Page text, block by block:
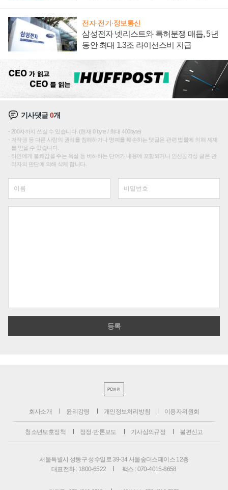
전자·전기·정보통신
삼성전자 넷리스트와 특허분쟁 매듭, 5년
동안 최대 1.3조 라이선스비 지급
기사댓글0개
200자까지 쓰실 수 있습니다. (현재 0 byte / 최대 400byte)
저작권 등 다른 사람의 권리를 침해하거나 명예를 훼손하는 댓글은 관련 법률에 의해 제재
를 받을 수 있습니다.
타인에게 불쾌감을 주는 욕설 등 비하하는 단어가 내용에 포함되거나 인신공격성 글은 관
리자의 판단에 의해 삭제 합니다.
PC버전
회사소개 윤리강령 개인정보처리방침 이용자위원회
청소년보호정책 정정·반론보도 기사심의규정 불편신고
서울특별시 성동구 성수일로 39-34 서울숲더스페이스 12층
대표전화 : 1800-6522
팩스 : 070-4015-8658